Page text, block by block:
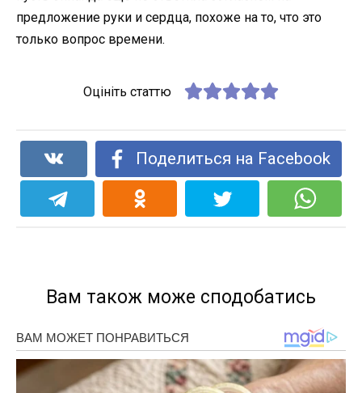
предложение руки и сердца, похоже на то, что это
только вопрос времени.
Оцініть статтю
Поделиться на Facebook
Вам також може сподобатись